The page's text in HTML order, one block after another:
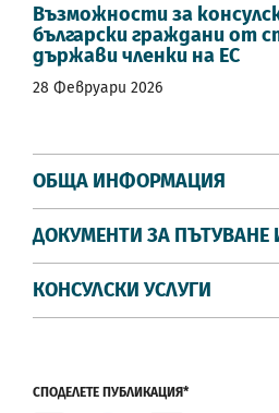
Възможности за
български граждани от
държави членки на ЕС
28 Февруари 2026
ОБЩА ИНФОРМАЦИЯ
ДОКУМЕНТИ ЗА
КОНСУЛСКИ УСЛУГИ
СПОДЕЛЕТЕ ПУБЛИКАЦИЯ*